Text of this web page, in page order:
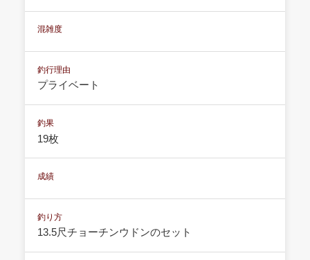
混雑度
釣行理由
プライベート
釣果
19枚
成績
釣り方
13.5尺チョーチンウドンのセット